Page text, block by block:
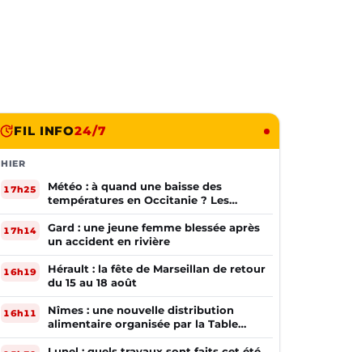
FIL INFO24/7
HIER
17h25
Météo : à quand une baisse des
températures en Occitanie ? Les
prévisions
17h14
Gard : une jeune femme blessée après
un accident en rivière
16h19
Hérault : la fête de Marseillan de retour
du 15 au 18 août
16h11
Nîmes : une nouvelle distribution
alimentaire organisée par la Table
Ouverte